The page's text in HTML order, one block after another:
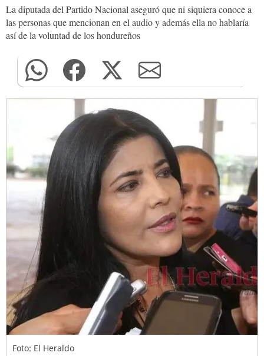
La diputada del Partido Nacional aseguró que ni siquiera conoce a
las personas que mencionan en el audio y además ella no hablaría
así de la voluntad de los hondureños
Foto: El Heraldo